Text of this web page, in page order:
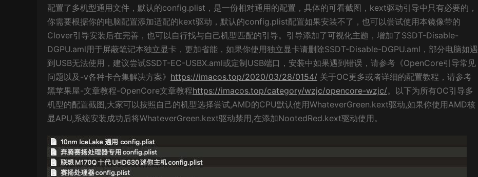
配置了多机型通用文件，默认的config.plist，是一份相对通用的配置，具体的可看截图，kext驱动引导中只有必要的，
你需要根据你的电脑配置添加适配的kext驱动，默认的config.plist配置如果安装不了，也可以尝试使用本镜像带的
Clover引导安装后在完善，也可以自行找与自己机型匹配的引导。引导添加了可视化主题，增加了SSDT-Disable-
DGPU.aml用于屏蔽笔记本独立显卡，更加省能，如果你使用独立显卡请删除SSDT-Disable-DGPU.aml，部分电脑如遇
到USB无法使用，建议尝试SSDT-EC-USBX.aml或定制USB端口，安装中如果遇到错误，请参考《OpenCore引导常见
问题以及-v各种卡合集解决方案》 https://imacos.top/2020/03/28/0154/ 关于OC更多或者详细的配置教程，请参考
黑苹果屋-文章教程-OpenCore文章教程https://imacos.top/category/wzjc/opencore-wzjc/。以下为所有OC引导多
机型的配置截图,大家可以按照自己的机型选择尝试,AMD的CPU默认使用WhateverGreen.kext驱动,如果你使用AMD核
显APU,系统安装成功后将WhateverGreen.kext驱动禁用,在添加NootedRed.kext驱动使用。